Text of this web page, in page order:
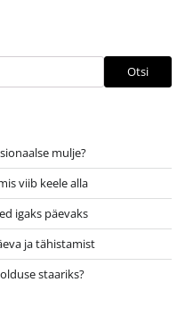
Otsi
mulje?
viib keele alla
igaks päevaks
ja tähistamist
staariks?